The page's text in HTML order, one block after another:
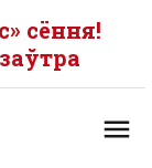
сёння!